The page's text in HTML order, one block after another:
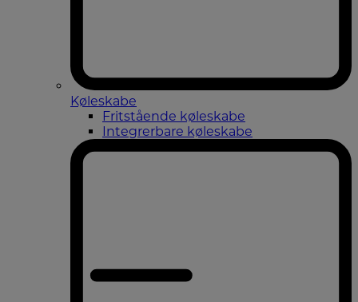
Køleskabe
Fritstående køleskabe
Integrerbare køleskabe